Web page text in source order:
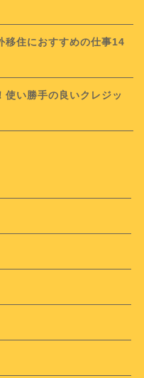
移住におすすめの仕事14
使い勝手の良いクレジッ